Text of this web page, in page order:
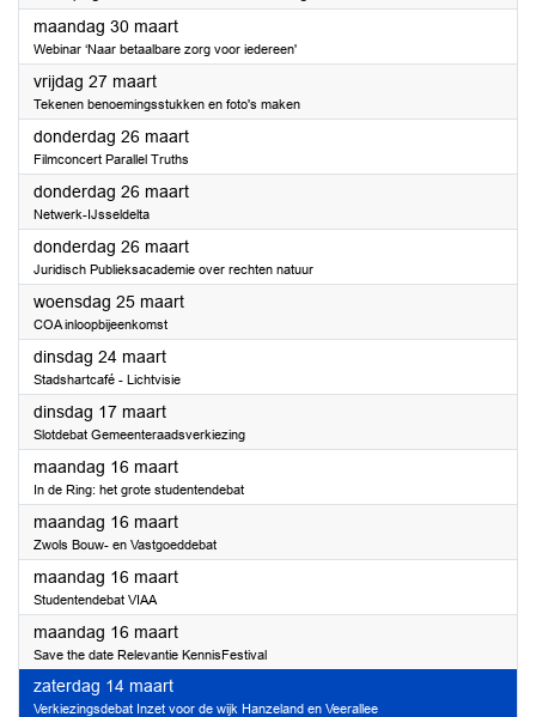
maandag 30 maart2026
Webinar ‘Naar betaalbare zorg voor iedereen'
vrijdag 27 maart2026
Tekenen benoemingsstukken en foto's maken
donderdag 26 maart2026
Filmconcert Parallel Truths
donderdag 26 maart2026
Netwerk-IJsseldelta
donderdag 26 maart2026
Juridisch Publieksacademie over rechten natuur
woensdag 25 maart2026
COA inloopbijeenkomst
dinsdag 24 maart2026
Stadshartcafé - Lichtvisie
dinsdag 17 maart2026
Slotdebat Gemeenteraadsverkiezing
maandag 16 maart2026
In de Ring: het grote studentendebat
maandag 16 maart2026
Zwols Bouw- en Vastgoeddebat
maandag 16 maart2026
Studentendebat VIAA
maandag 16 maart2026
Save the date Relevantie KennisFestival
zaterdag 14 maart2026
Verkiezingsdebat Inzet voor de wijk Hanzeland en Veerallee